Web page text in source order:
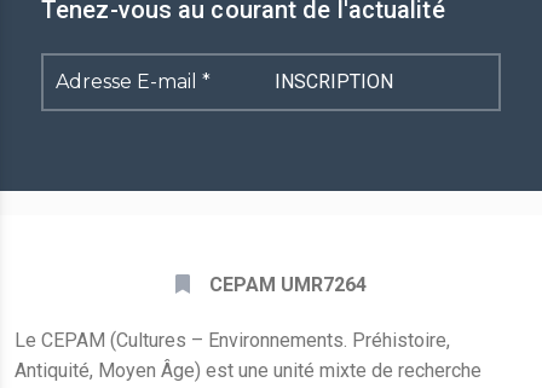
Tenez-vous au courant de l'actualité
Adresse
E-
CEPAM UMR7264
Le CEPAM (Cultures – Environnements. Préhistoire,
Antiquité, Moyen Âge) est une unité mixte de recherche